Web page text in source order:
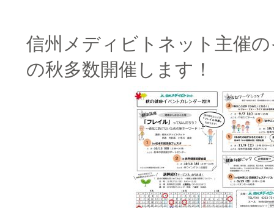
信州メディビトネット主催
の秋多数開催します！